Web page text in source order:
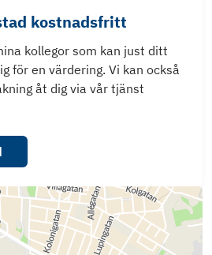
kostnadsfritt
kollegor som kan just ditt
för en värdering. Vi kan också
åt dig via vår tjänst